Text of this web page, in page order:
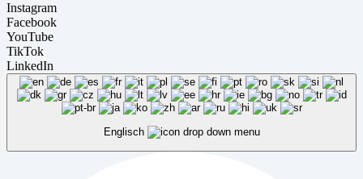
Instagram
Facebook
YouTube
TikTok
LinkedIn
Englisch